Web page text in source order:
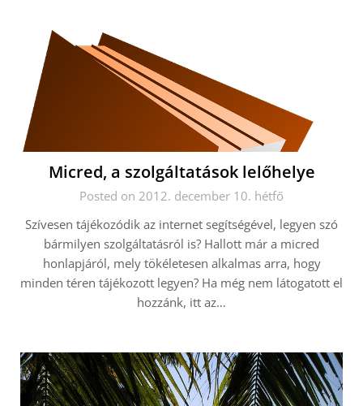
Micred, a szolgáltatások lelőhelye
Posted on 2012. december 10. hétfő
Szívesen tájékozódik az internet segítségével, legyen szó
bármilyen szolgáltatásról is? Hallott már a micred
honlapjáról, mely tökéletesen alkalmas arra, hogy
minden téren tájékozott legyen? Ha még nem látogatott el
hozzánk, itt az…